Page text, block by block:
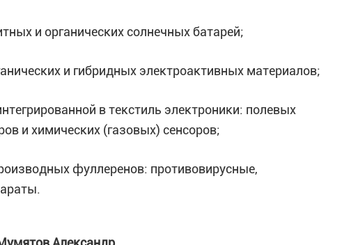
и органических солнечных батарей;
и гибридных электроактивных материалов;
в текстиль электроники: полевых
и химических (газовых) сенсоров;
фуллеренов: противовирусные,